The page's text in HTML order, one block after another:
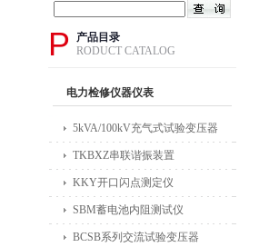
P
产品目录
RODUCT CATALOG
电力检修仪器仪表
5kVA/100kV充气式试验变压器
TKBXZ串联谐振装置
KKY开口闪点测定仪
SBM蓄电池内阻测试仪
BCSB系列交流试验变压器